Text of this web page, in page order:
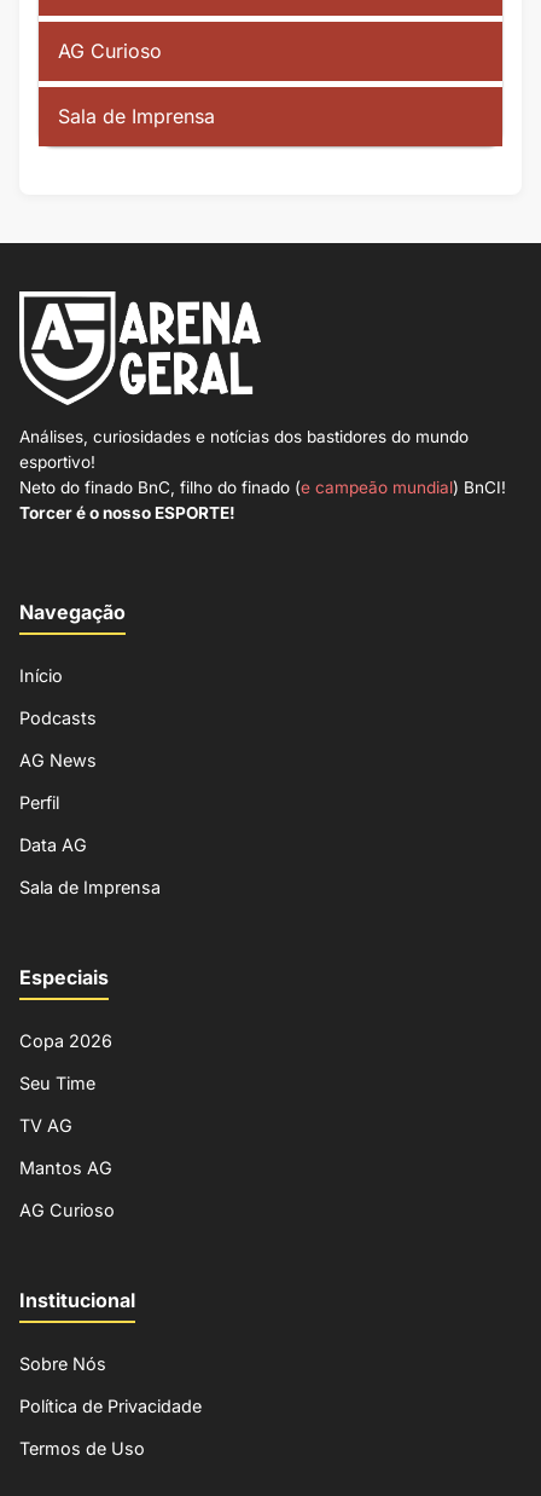
AG Curioso
Sala de Imprensa
Análises, curiosidades e notícias dos bastidores do mundo
esportivo!
Neto do finado BnC, filho do finado (e campeão mundial) BnCI!
Torcer é o nosso ESPORTE!
Navegação
Início
Podcasts
AG News
Perfil
Data AG
Sala de Imprensa
Especiais
Copa 2026
Seu Time
TV AG
Mantos AG
AG Curioso
Institucional
Sobre Nós
Política de Privacidade
Termos de Uso